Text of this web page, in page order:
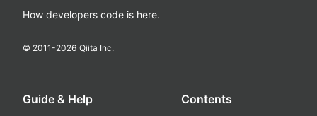
How developers code is here.
© 2011-2026 Qiita Inc.
Guide & Help Contents